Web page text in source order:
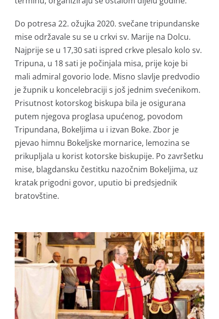
Do potresa 22. ožujka 2020. svečane tripundanske
mise održavale su se u crkvi sv. Marije na Dolcu.
Najprije se u 17,30 sati ispred crkve plesalo kolo sv.
Tripuna, u 18 sati je počinjala misa, prije koje bi
mali admiral govorio lode. Misno slavlje predvodio
je župnik u koncelebraciji s još jednim svećenikom.
Prisutnost kotorskog biskupa bila je osigurana
putem njegova proglasa upućenog, povodom
Tripundana, Bokeljima u i izvan Boke. Zbor je
pjevao himnu Bokeljske mornarice, lemozina se
prikupljala u korist kotorske biskupije. Po završetku
mise, blagdansku čestitku nazočnim Bokeljima, uz
kratak prigodni govor, uputio bi predsjednik
bratovštine.